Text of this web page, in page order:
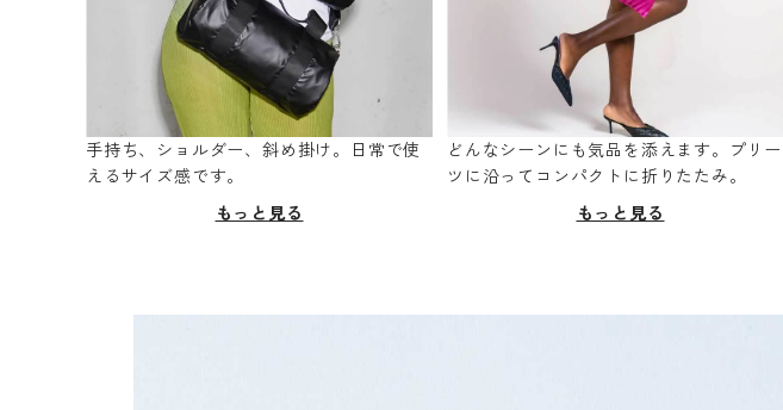
手持ち、ショルダー、斜め掛け。日常で使
えるサイズ感です。
もっと見る
どんなシーンにも気品を添えます。プリー
ツに沿ってコンパクトに折りたたみ。
もっと見る